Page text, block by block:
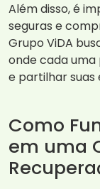
Além disso, é
seguras e
Grupo ViDA
onde cada uma
e partilhar suas
Como
em uma